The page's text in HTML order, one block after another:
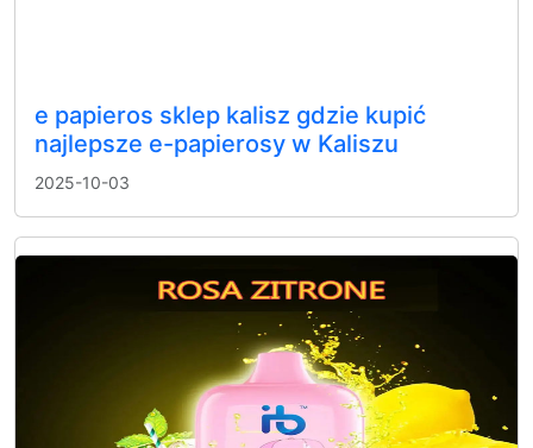
e papieros sklep kalisz gdzie kupić
najlepsze e-papierosy w Kaliszu
2025-10-03